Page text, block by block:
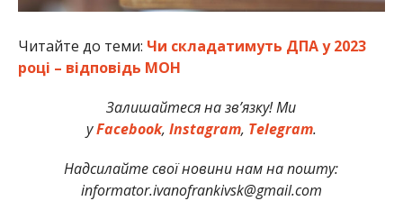
Читайте до теми: Чи складатимуть ДПА у 2023
році – відповідь МОН
Залишайтеся на зв’язку! Ми
уFacebook, Instagram, Telegram.
Надсилайте свої новини нам на пошту:
informator.ivanofrankivsk@gmail.com